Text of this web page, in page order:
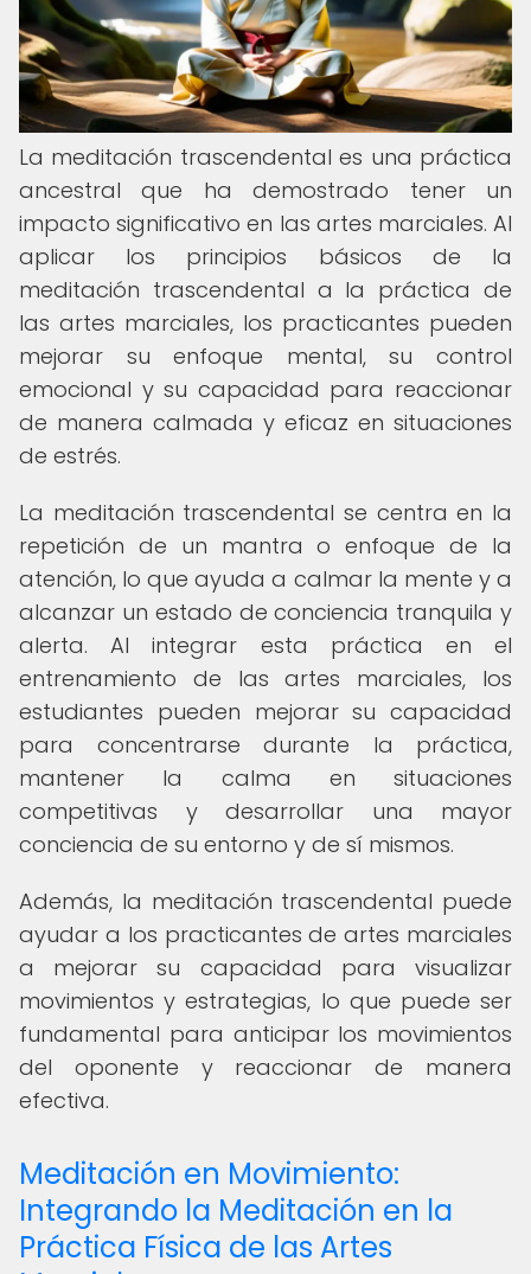
La meditación trascendental es una práctica
ancestral que ha demostrado tener un
impacto significativo en las artes marciales. Al
aplicar los principios básicos de la
meditación trascendental a la práctica de
las artes marciales, los practicantes pueden
mejorar su enfoque mental, su control
emocional y su capacidad para reaccionar
de manera calmada y eficaz en situaciones
de estrés.
La meditación trascendental se centra en la
repetición de un mantra o enfoque de la
atención, lo que ayuda a calmar la mente y a
alcanzar un estado de conciencia tranquila y
alerta. Al integrar esta práctica en el
entrenamiento de las artes marciales, los
estudiantes pueden mejorar su capacidad
para concentrarse durante la práctica,
mantener la calma en situaciones
competitivas y desarrollar una mayor
conciencia de su entorno y de sí mismos.
Además, la meditación trascendental puede
ayudar a los practicantes de artes marciales
a mejorar su capacidad para visualizar
movimientos y estrategias, lo que puede ser
fundamental para anticipar los movimientos
del oponente y reaccionar de manera
efectiva.
Meditación en Movimiento:
Integrando la Meditación en la
Práctica Física de las Artes